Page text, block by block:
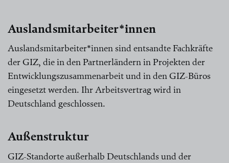
Auslandsmitarbeiter*innen
Auslandsmitarbeiter*innen sind entsandte Fachkräfte
der GIZ, die in den Partnerländern in Projekten der
Entwicklungszusammenarbeit und in den GIZ-Büros
eingesetzt werden. Ihr Arbeitsvertrag wird in
Deutschland geschlossen.
Außenstruktur
GIZ-Standorte außerhalb Deutschlands und der